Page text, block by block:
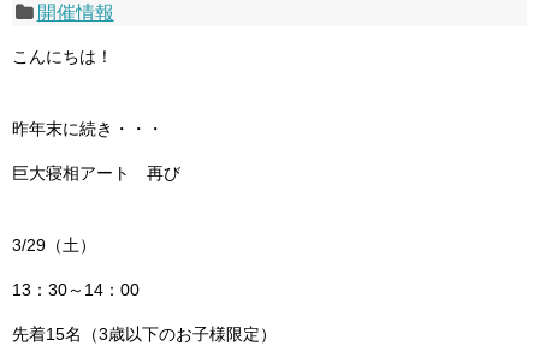
開催情報
こんにちは！
昨年末に続き・・・
巨大寝相アート 再び
3/29（土）
13：30～14：00
先着15名（3歳以下のお子様限定）